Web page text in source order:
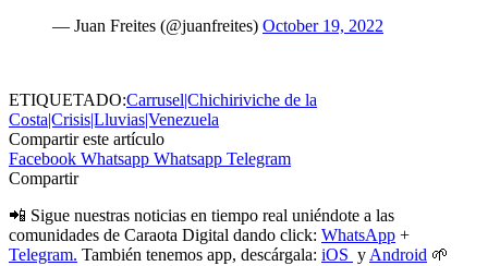
— Juan Freites (@juanfreites) October 19, 2022
ETIQUETADO:Carrusel|Chichiriviche de la
Costa|Crisis|Lluvias|Venezuela
Compartir este artículo
Facebook Whatsapp Whatsapp Telegram
Compartir
📲 Sigue nuestras noticias en tiempo real uniéndote a las
comunidades de Caraota Digital dando click: WhatsApp +
Telegram. También tenemos app, descárgala: iOS y Android 🌱